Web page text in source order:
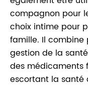
compagnon pour
choix intime pour
famille. Il
gestion de la
des médicaments
escortant la santé